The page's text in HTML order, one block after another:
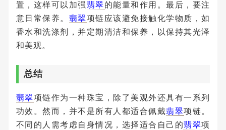
置，这样可以加强翡翠的能量和作用。最后，要注
意日常保养。 翡翠项链应该避免接触化学物质，如
香水和洗涤剂，并定期清洁和保养，以保持其光泽
和美观。
总结
翡翠项链作为一种珠宝，除了美观外还具有一系列
功效。然而，并不是所有人都适合佩戴翡翠项链。
不同的人需考虑自身情况，选择适合自己的翡翠项